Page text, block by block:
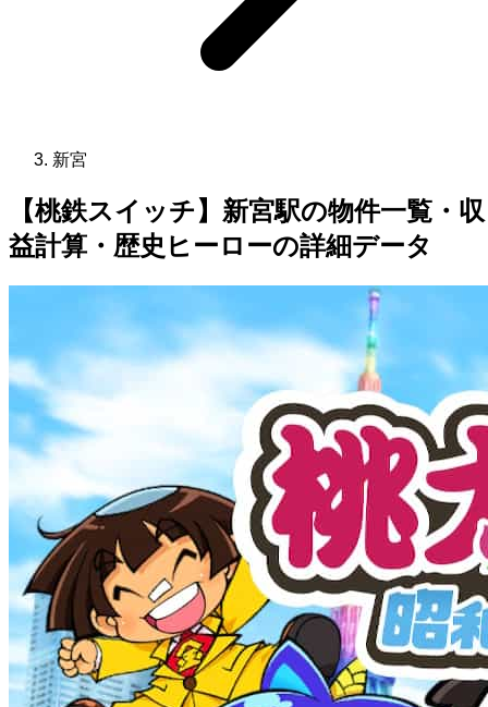
新宮
【桃鉄スイッチ】新宮駅の物件一覧・収
益計算・歴史ヒーローの詳細データ